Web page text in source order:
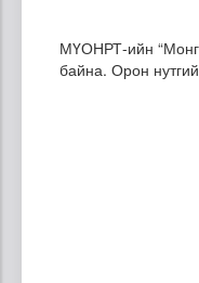
МҮОНРТ-ийн
байна. Орон